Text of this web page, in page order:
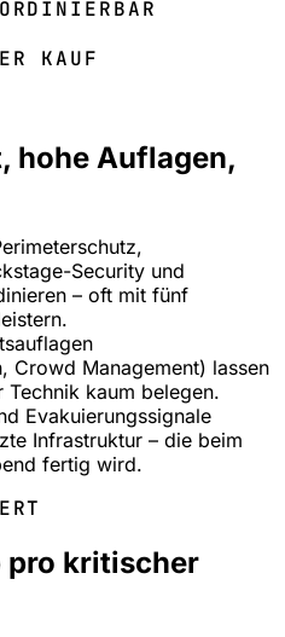
KAUF
hohe Auflagen,
Security und
– oft mit fünf
Crowd Management) lassen
kaum belegen.
Evakuierungssignale
Infrastruktur – die beim
fertig wird.
pro kritischer